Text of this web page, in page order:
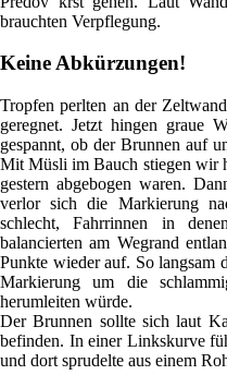
brauchten Verpflegung.
Keine Abkürzungen!
Tropfen perlten an der
geregnet. Jetzt hingen graue
gespannt, ob der Brunnen auf
Mit Müsli im Bauch stiegen wir
gestern abgebogen waren.
verlor sich die Markierung
schlecht, Fahrrinnen in
balancierten am Wegrand
Punkte wieder auf. So langsam
Markierung um die
herumleiten würde.
Der Brunnen sollte sich laut
befinden. In einer Linkskurve
und dort sprudelte aus einem